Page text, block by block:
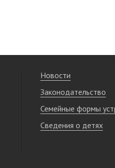
Новости
Законодательство
Семейные формы
Сведения о детях